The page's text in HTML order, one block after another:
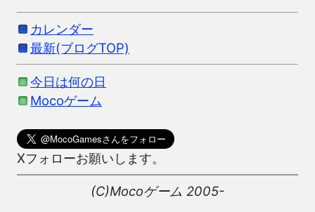
カレンダー
最新(ブログTOP)
今日は何の日
Mocoゲーム
Xフォローお願いします。
(C)Mocoゲーム 2005-